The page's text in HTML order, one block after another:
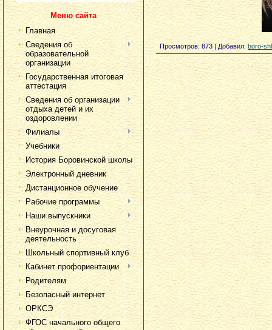
Меню сайта
Главная
Сведения об
образовательной
организации
Государственная итоговая
аттестация
Сведения об организации
отдыха детей и их
оздоровлении
Филиалы
Учебники
История Боровинской школы
Электронный дневник
Дистанционное обучение
Рабочие программы
Наши выпускники
Внеурочная и досуговая
деятельность
Школьный спортивный клуб
Кабинет профориентации
Родителям
Безопасный интернет
ОРКСЭ
ФГОС начального общего
Просмотров: 873 | Добавил: boro-